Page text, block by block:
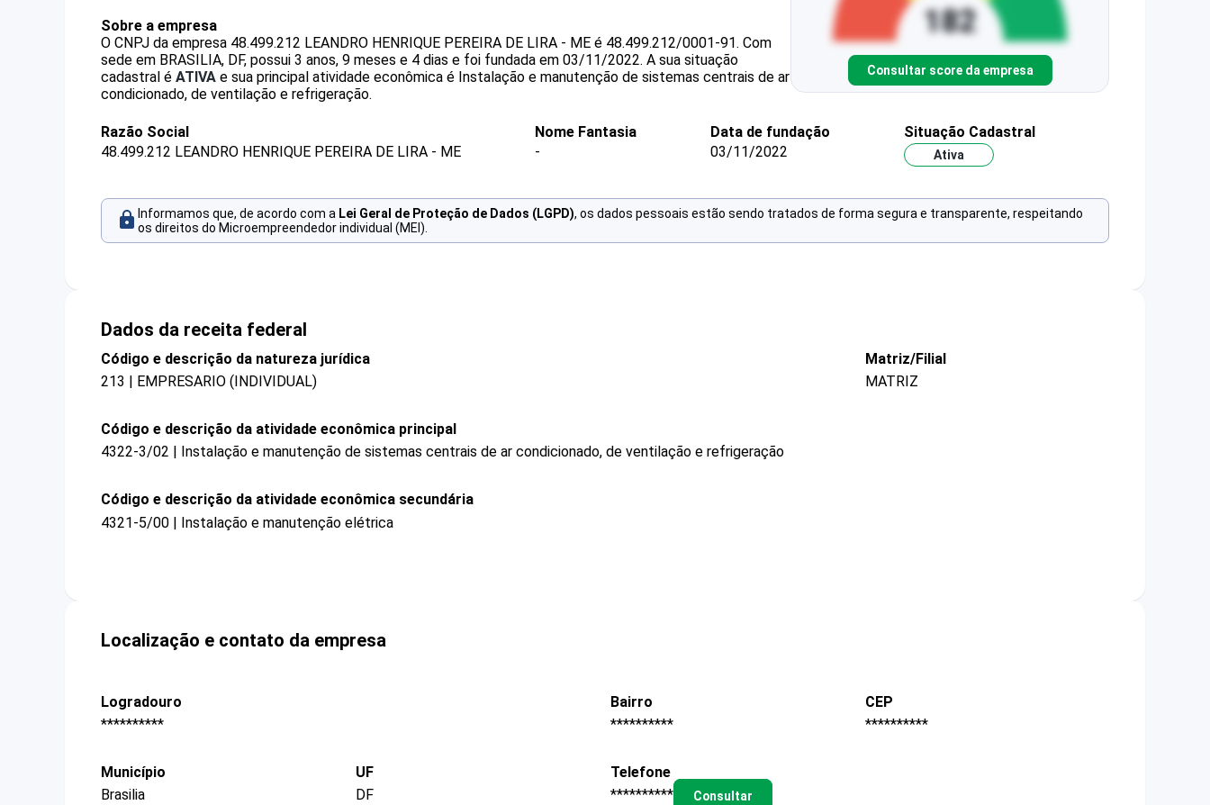
Sobre a empresa
O CNPJ da empresa 48.499.212 LEANDRO HENRIQUE PEREIRA DE LIRA - ME é 48.499.212/0001-91. Com
sede em BRASILIA, DF, possui 3 anos, 9 meses e 4 dias e foi fundada em 03/11/2022. A sua situação
cadastral é ATIVA e sua principal atividade econômica é Instalação e manutenção de sistemas centrais de ar
condicionado, de ventilação e refrigeração.
Consultar score da empresa
Razão Social
48.499.212 LEANDRO HENRIQUE PEREIRA DE LIRA - ME
Nome Fantasia
-
Data de fundação
03/11/2022
Situação Cadastral
Ativa
Informamos que, de acordo com a Lei Geral de Proteção de Dados (LGPD), os dados pessoais estão sendo tratados de forma segura e transparente, respeitando
os direitos do Microempreendedor individual (MEI).
Dados da receita federal
Código e descrição da natureza jurídica
213 | EMPRESARIO (INDIVIDUAL)
Matriz/Filial
MATRIZ
Código e descrição da atividade econômica principal
4322-3/02 | Instalação e manutenção de sistemas centrais de ar condicionado, de ventilação e refrigeração
Código e descrição da atividade econômica secundária
4321-5/00 | Instalação e manutenção elétrica
Localização e contato da empresa
Logradouro
**********
Bairro
**********
CEP
**********
Município
Brasilia
UF
DF
Telefone
**********
Consultar